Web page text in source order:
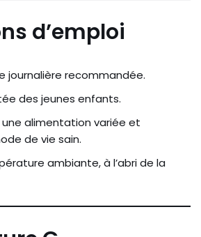
d’emploi
journalière recommandée.
des jeunes enfants.
alimentation variée et
de vie sain.
ambiante, à l’abri de la